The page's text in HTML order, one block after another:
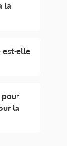
la
est-elle
pour
la